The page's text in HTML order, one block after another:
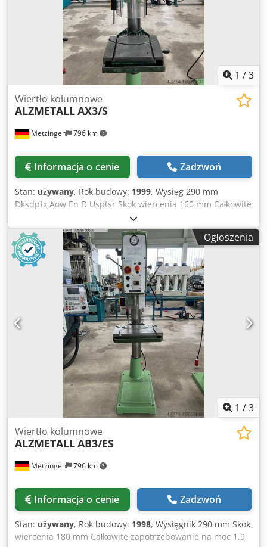
1 /3
Metzingen 796 km
Wiertło kolumnowe
ALZMETALLAX3/S
Informacja o cenie Zadzwoń
Stan: używany, Rok budowy: 1999, Wysięg 290 mm
Dksdpfx Aow En D Usptsr Skok wiercenia 160 mm Całkowite
zapotrzebowanie na moc 1,9 kW Opis wkrótce!
Ogłoszenia
1 /3
Metzingen 796 km
Wiertło kolumnowe
ALZMETALLAB3/ES
Informacja o cenie Zadzwoń
Stan: używany, Rok budowy: 1998, Wysięgnik 290 mm Skok
wiercenia 180 mm Całkowite zapotrzebowanie na moc 1,9